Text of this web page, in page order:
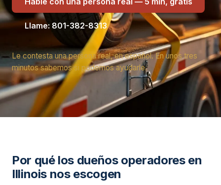
Llame: 801-382-8313
Le contesta una persona real, en español. En unos tres
minutos sabemos si podemos ayudarle.
Por qué los dueños operadores en
Illinois nos escogen